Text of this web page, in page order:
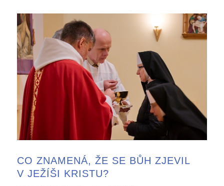
CO ZNAMENÁ, ŽE SE BŮH ZJEVIL
V JEŽÍŠI KRISTU?